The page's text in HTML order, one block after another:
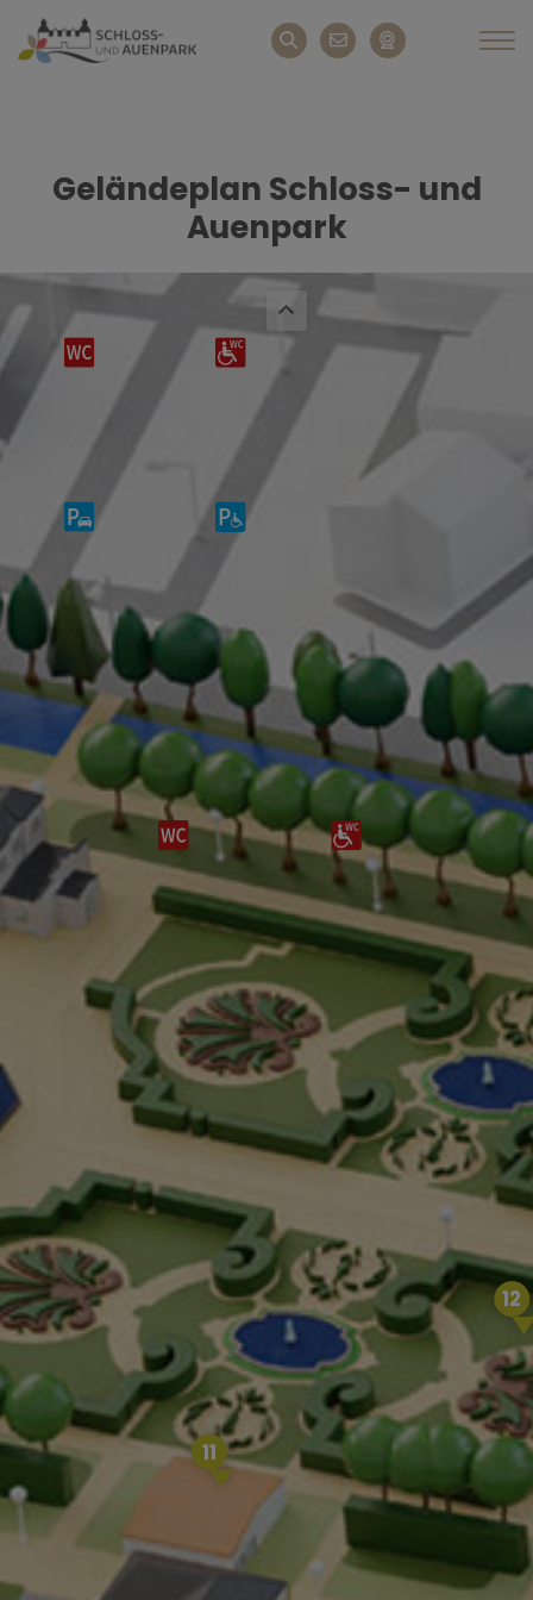
Geländeplan Schloss- und
Auenpark
11
12